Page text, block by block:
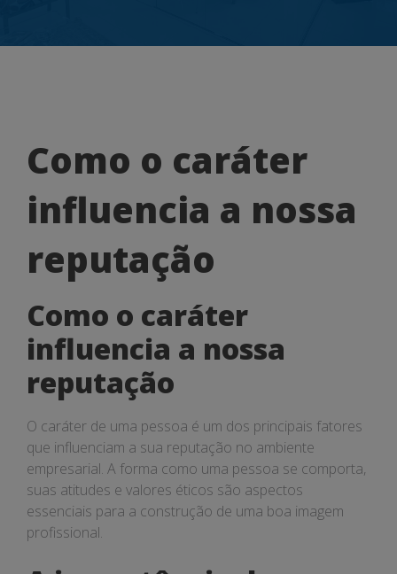
Como
o
caráter
influencia
a
nossa
reputação
Como o caráter
influencia a nossa
reputação
Como o caráter
influencia a nossa
reputação
O caráter de uma pessoa é um dos principais fatores
que influenciam a sua reputação no ambiente
empresarial. A forma como uma pessoa se comporta,
suas atitudes e valores éticos são aspectos
essenciais para a construção de uma boa imagem
profissional.